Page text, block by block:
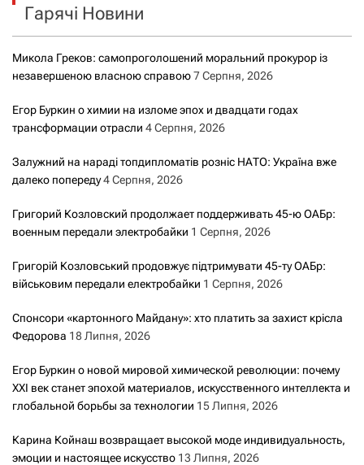
Гарячі Новини
Микола Греков: самопроголошений моральний прокурор із
незавершеною власною справою7 Серпня, 2026
Егор Буркин о химии на изломе эпох и двадцати годах
трансформации отрасли 4 Серпня, 2026
Залужний на нараді топдипломатів розніс НАТО: Україна вже
далеко попереду4 Серпня, 2026
Григорий Козловский продолжает поддерживать 45-ю ОАБр:
военным передали электробайки 1 Серпня, 2026
Григорій Козловський продовжує підтримувати 45-ту ОАБр:
військовим передали електробайки 1 Серпня, 2026
Спонсори «картонного Майдану»: хто платить за захист крісла
Федорова 18 Липня, 2026
Егор Буркин о новой мировой химической революции: почему
XXI век станет эпохой материалов, искусственного интеллекта и
глобальной борьбы за технологии 15 Липня, 2026
Карина Койнаш возвращает высокой моде индивидуальность,
эмоции и настоящее искусство 13 Липня, 2026